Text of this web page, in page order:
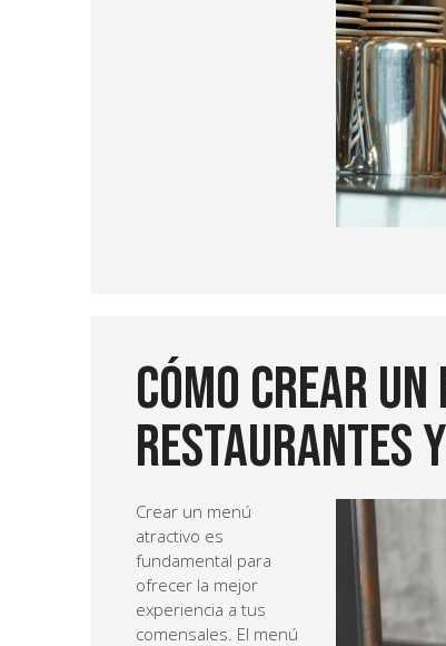
Cómo crear
Restaurantes
Crear un menú
atractivo es
fundamental para
ofrecer la mejor
experiencia a tus
comensales. El menú